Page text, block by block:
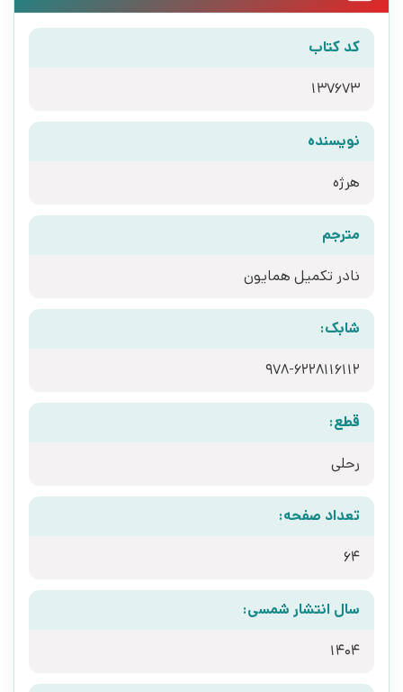
کد کتاب
137673
نویسنده
هرژه
مترجم
نادر تکمیل همایون
شابک:
قطع:
رحلی
تعداد صفحه:
64
سال انتشار شمسی:
1404